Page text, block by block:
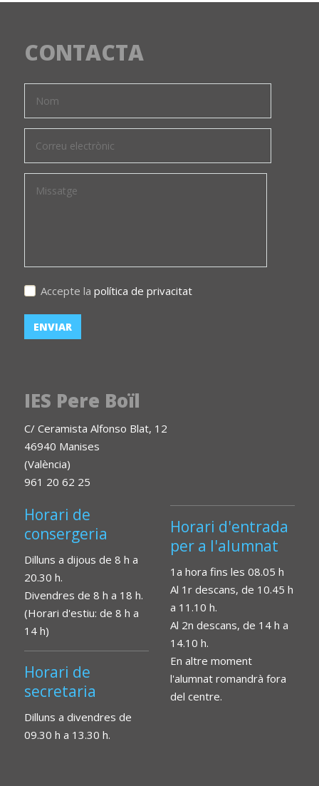
CONTACTA
Accepte la política de privacitat
IES Pere Boïl
C/ Ceramista Alfonso Blat, 12
46940 Manises
(València)
961 20 62 25
Horari de
consergeria
Dilluns a dijous de 8 h a
20.30 h.
Divendres de 8 h a 18 h.
(Horari d'estiu: de 8 h a
14 h)
Horari de
secretaria
Dilluns a divendres de
09.30 h a 13.30 h.
Horari d'entrada
per a l'alumnat
1a hora fins les 08.05 h
Al 1r descans, de 10.45 h
a 11.10 h.
Al 2n descans, de 14 h a
14.10 h.
En altre moment
l'alumnat romandrà fora
del centre.